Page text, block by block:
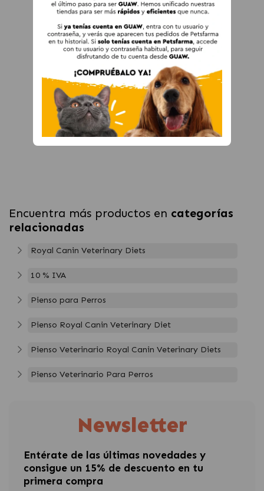
Encuentra más productos en categorías
relacionadas
Royal Canin Veterinary Diets
10 % IVA
Pienso para Perros
Pienso Royal Canin Veterinary Diet
Pienso Veterinario Royal Canin Veterinary Diets
Pienso Veterinario Para Perros
Newsletter
Entérate de las últimas novedades y
consigue un 15% de descuento en tu
primera compra